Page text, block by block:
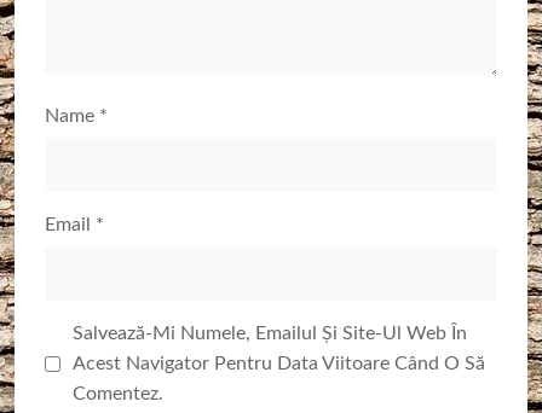
Name *
Email *
Salvează-Mi Numele, Emailul Și Site-Ul Web În
Acest Navigator Pentru Data Viitoare Când O Să
Comentez.